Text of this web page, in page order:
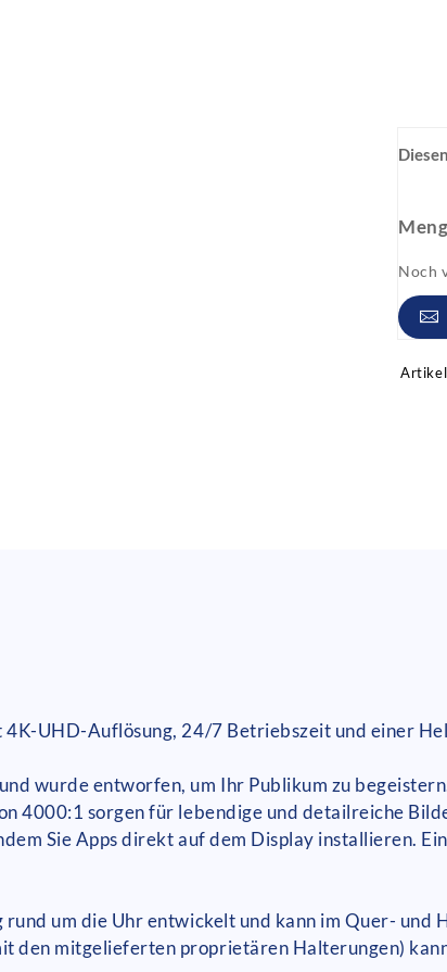
Noch
UHD-Auflösung, 24/7 Betriebszeit und einer
wurde entworfen, um Ihr Publikum zu
4000:1 sorgen für lebendige und detailreiche
Sie Apps direkt auf dem Display installieren.
um die Uhr entwickelt und kann im Quer-
den mitgelieferten proprietären Halterungen)